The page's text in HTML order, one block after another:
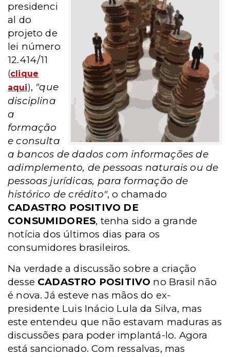
presidenci
al do
projeto de
lei número
12.414/11
(clique
aqui), "que
disciplina
a
formação
e consulta
a bancos de dados com informações de
adimplemento, de pessoas naturais ou de
pessoas jurídicas, para formação de
histórico de crédito", o chamado
CADASTRO POSITIVO DE
CONSUMIDORES, tenha sido a grande
notícia dos últimos dias para os
consumidores brasileiros.
Na verdade a discussão sobre a criação
desse CADASTRO POSITIVO no Brasil não
é nova. Já esteve nas mãos do ex-
presidente Luis Inácio Lula da Silva, mas
este entendeu que não estavam maduras as
discussões para poder implantá-lo. Agora
está sancionado. Com ressalvas, mas